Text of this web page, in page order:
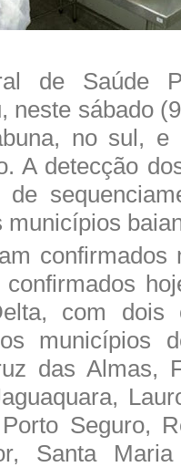
de Saúde
neste sábado
no sul, e
A detecção
municípios
confirmados
com dois
municípios
das Almas,
Seguro,
Santa